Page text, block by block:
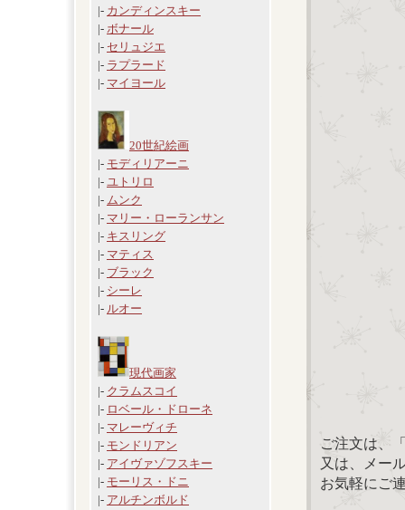
|- カンディンスキー
|- ボナール
|- セリュジエ
|- ラプラード
|- マイヨール
20世紀絵画
|- モディリアーニ
|- ユトリロ
|- ムンク
|- マリー・ローランサン
|- キスリング
|- マティス
|- ブラック
|- シーレ
|- ルオー
現代画家
|- クラムスコイ
|- ロベール・ドローネ
|- マレーヴィチ
|- モンドリアン
|- アイヴァゾフスキー
|- モーリス・ドニ
|- アルチンボルド
ご注文は、
又は、メー
お気軽にご